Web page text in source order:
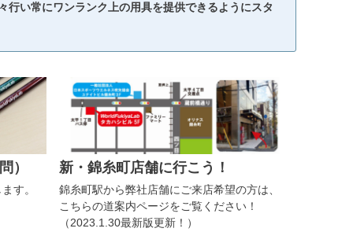
い常にワンランク上の用具を提供できるようにスタ
）
す。
新・錦糸町店舗に行こう！
錦糸町駅から弊社店舗にご来店希望の方は、
こちらの道案内ページをご覧ください！
（2023.1.30最新版更新！）